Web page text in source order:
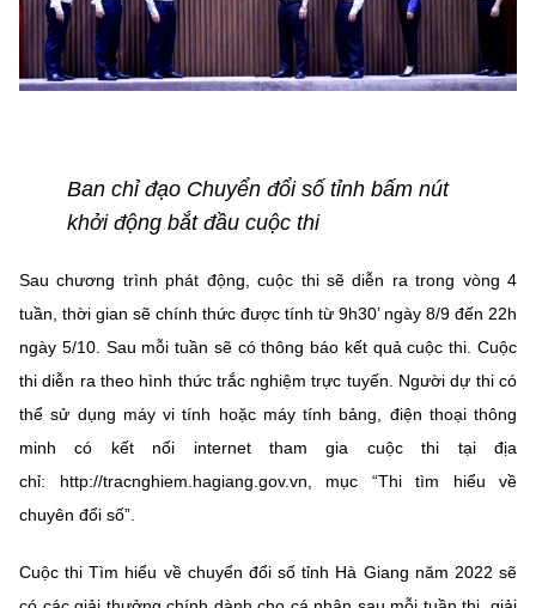
Ban chỉ đạo Chuyển đổi số tỉnh bấm nút
khởi động bắt đầu cuộc thi
Sau chương trình phát động, cuộc thi sẽ diễn ra trong vòng 4
tuần, thời gian sẽ chính thức được tính từ 9h30’ ngày 8/9 đến 22h
ngày 5/10. Sau mỗi tuần sẽ có thông báo kết quả cuộc thi. Cuộc
thi diễn ra theo hình thức trắc nghiệm trực tuyến. Người dự thi có
thể sử dụng máy vi tính hoặc máy tính bảng, điện thoại thông
minh có kết nối internet tham gia cuộc thi tại địa
chỉ: http://tracnghiem.hagiang.gov.vn, mục “Thi tìm hiểu về
chuyên đổi số”.
Cuộc thi Tìm hiểu về chuyển đổi số tỉnh Hà Giang năm 2022 sẽ